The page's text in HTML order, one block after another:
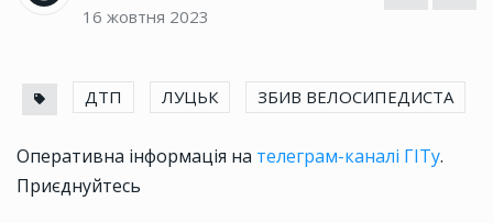
16 жовтня 2023
ДТП ЛУЦЬК ЗБИВ ВЕЛОСИПЕДИСТА
Оперативна інформація на телеграм-каналі ГІТу.
Приєднуйтесь